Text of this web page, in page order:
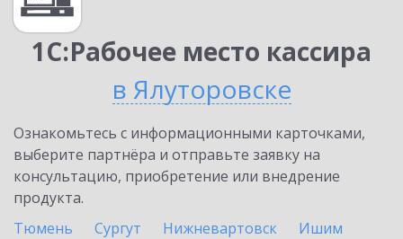
1С:Рабочее место кассира
в Ялуторовске
Ознакомьтесь с информационными карточками,
выберите партнёра и отправьте заявку на
консультацию, приобретение или внедрение
продукта.
Тюмень
Сургут Нижневартовск
Ишим